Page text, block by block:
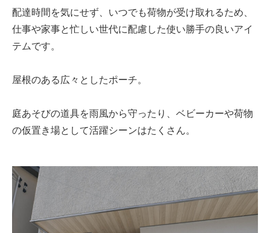
配達時間を気にせず、いつでも荷物が受け取れるため、
仕事や家事と忙しい世代に配慮した使い勝手の良いアイ
テムです。
屋根のある広々としたポーチ。
庭あそびの道具を雨風から守ったり、ベビーカーや荷物
の仮置き場として活躍シーンはたくさん。